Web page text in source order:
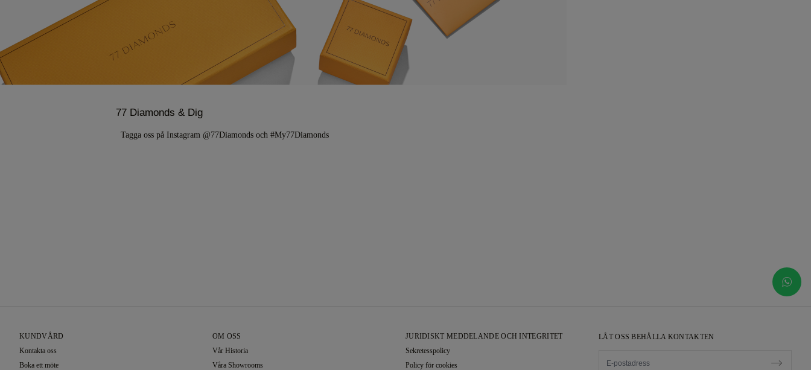
77 Diamonds & Dig
Tagga oss på Instagram @77Diamonds och #My77Diamonds
LÅT OSS BEHÅLLA KONTAKTEN
KUNDVÅRD
Kontakta oss
Boka ett möte
OM OSS
Vår Historia
Våra Showrooms
JURIDISKT MEDDELANDE OCH INTEGRITET
Sekretesspolicy
Policy för cookies